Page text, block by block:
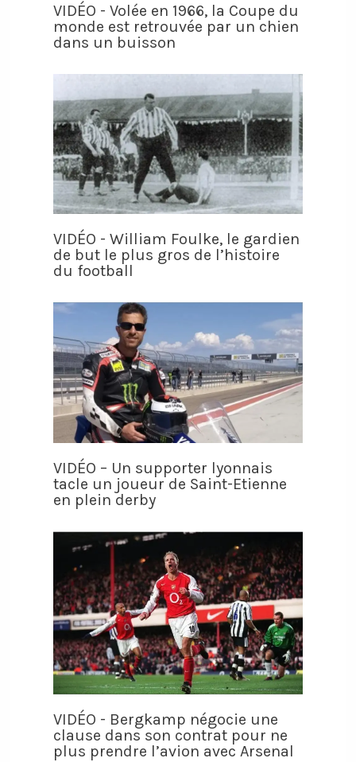
VIDÉO - Volée en 1966, la Coupe du
monde est retrouvée par un chien
dans un buisson
VIDÉO - William Foulke, le gardien
de but le plus gros de l’histoire
du football
VIDÉO – Un supporter lyonnais
tacle un joueur de Saint-Etienne
en plein derby
VIDÉO - Bergkamp négocie une
clause dans son contrat pour ne
plus prendre l’avion avec Arsenal